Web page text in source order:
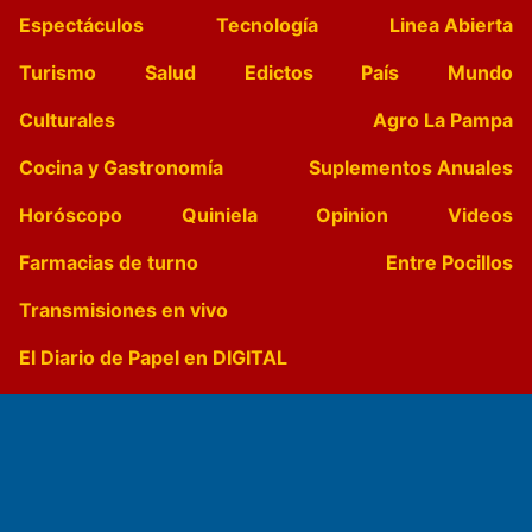
Espectáculos
Tecnología
Linea Abierta
Turismo
Salud Edictos País
Mundo
Culturales
Agro La Pampa
Cocina y Gastronomía
Suplementos Anuales
Horóscopo
Quiniela Opinion
Videos
Farmacias de turno
Entre Pocillos
Transmisiones en vivo
El Diario de Papel en DIGITAL